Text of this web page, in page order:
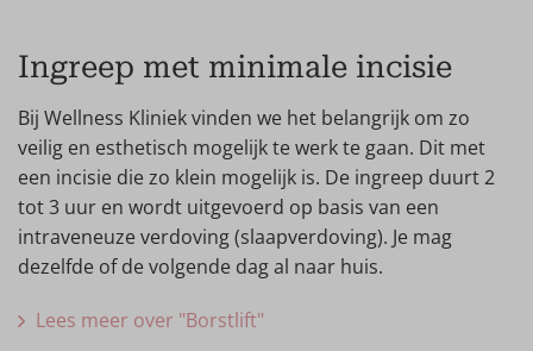
Ingreep met minimale incisie
Bij Wellness Kliniek vinden we het belangrijk om zo
veilig en esthetisch mogelijk te werk te gaan. Dit met
een incisie die zo klein mogelijk is. De ingreep duurt 2
tot 3 uur en wordt uitgevoerd op basis van een
intraveneuze verdoving (slaapverdoving). Je mag
dezelfde of de volgende dag al naar huis.
Lees meer over "Borstlift"